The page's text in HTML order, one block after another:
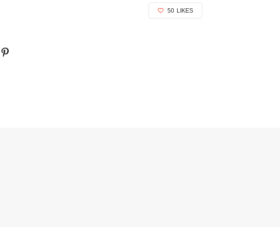
50 LIKES